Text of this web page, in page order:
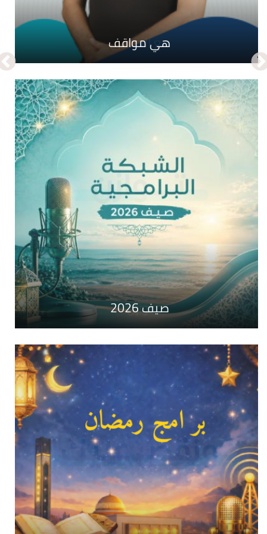
هي مواقف
صيف 2026
مع الحسنى
توازن
صدى القدوة
أطايب الكلام